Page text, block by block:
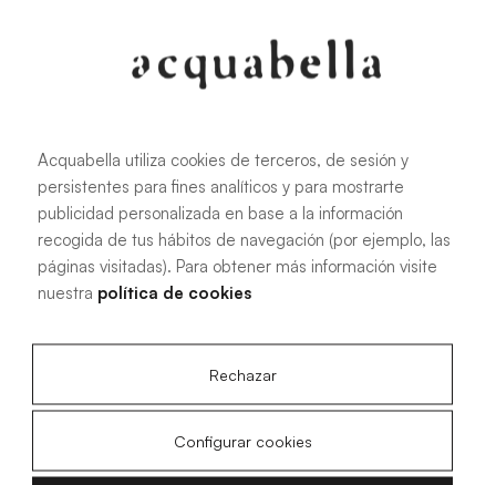
Todas las medidas
100 X 70 cm
Acquabella utiliza cookies de terceros, de sesión y
persistentes para fines analíticos y para mostrarte
publicidad personalizada en base a la información
recogida de tus hábitos de navegación (por ejemplo, las
páginas visitadas). Para obtener más información visite
nuestra política de cookies
Rechazar
Configurar cookies